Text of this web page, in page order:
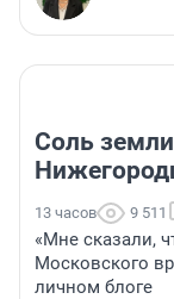
Соль
13 часов 9 511
«Мне сказали,
Московского
личном блоге